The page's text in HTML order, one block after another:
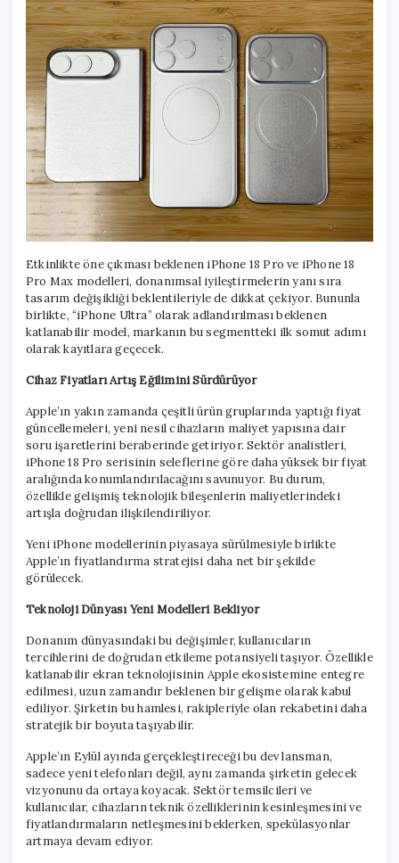
Etkinlikte öne çıkması beklenen iPhone 18 Pro ve iPhone 18
Pro Max modelleri, donanımsal iyileştirmelerin yanı sıra
tasarım değişikliği beklentileriyle de dikkat çekiyor. Bununla
birlikte, “iPhone Ultra” olarak adlandırılması beklenen
katlanabilir model, markanın bu segmentteki ilk somut adımı
olarak kayıtlara geçecek.
Cihaz Fiyatları Artış Eğilimini Sürdürüyor
Apple’ın yakın zamanda çeşitli ürün gruplarında yaptığı fiyat
güncellemeleri, yeni nesil cihazların maliyet yapısına dair
soru işaretlerini beraberinde getiriyor. Sektör analistleri,
iPhone 18 Pro serisinin seleflerine göre daha yüksek bir fiyat
aralığında konumlandırılacağını savunuyor. Bu durum,
özellikle gelişmiş teknolojik bileşenlerin maliyetlerindeki
artışla doğrudan ilişkilendiriliyor.
Yeni iPhone modellerinin piyasaya sürülmesiyle birlikte
Apple’ın fiyatlandırma stratejisi daha net bir şekilde
görülecek.
Teknoloji Dünyası Yeni Modelleri Bekliyor
Donanım dünyasındaki bu değişimler, kullanıcıların
tercihlerini de doğrudan etkileme potansiyeli taşıyor. Özellikle
katlanabilir ekran teknolojisinin Apple ekosistemine entegre
edilmesi, uzun zamandır beklenen bir gelişme olarak kabul
ediliyor. Şirketin bu hamlesi, rakipleriyle olan rekabetini daha
stratejik bir boyuta taşıyabilir.
Apple’ın Eylül ayında gerçekleştireceği bu dev lansman,
sadece yeni telefonları değil, aynı zamanda şirketin gelecek
vizyonunu da ortaya koyacak. Sektör temsilcileri ve
kullanıcılar, cihazların teknik özelliklerinin kesinleşmesini ve
fiyatlandırmaların netleşmesini beklerken, spekülasyonlar
artmaya devam ediyor.